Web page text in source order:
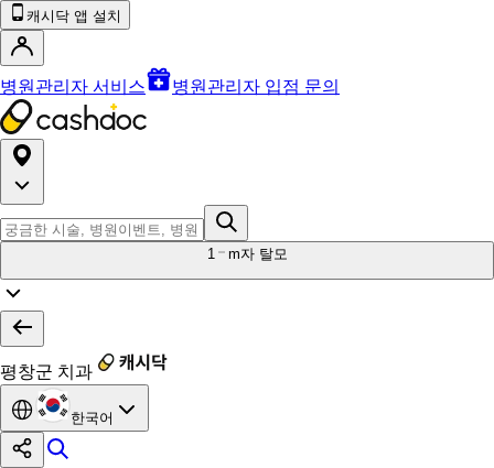
캐시닥 앱 설치
병원관리자 서비스 병원관리자 입점 문의
1 m자 탈모
평창군 치과
한국어